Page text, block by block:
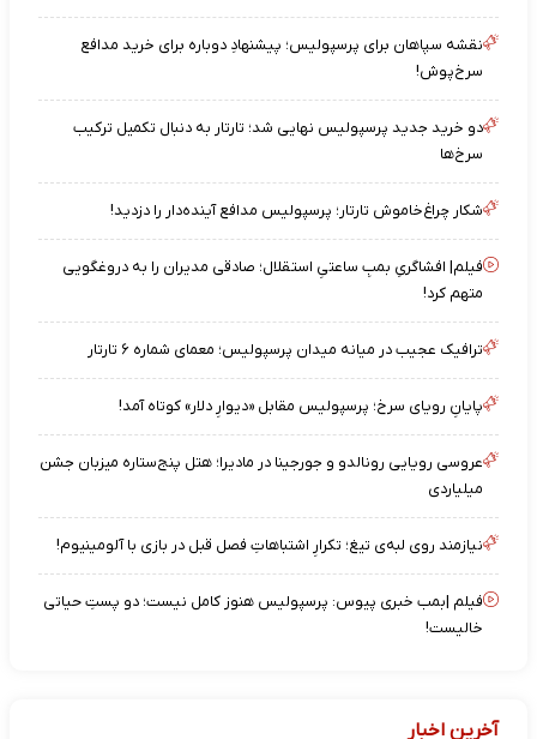
نقشه‌ سپاهان برای پرسپولیس؛ پیشنهادِ دوباره برای خرید مدافع
سرخ‌پوش!
دو خرید جدید پرسپولیس نهایی شد؛ تارتار به دنبال تکمیل ترکیب
سرخ‌ها
شکار چراغ‌خاموش تارتار؛ پرسپولیس مدافع آینده‌دار را دزدید!
فیلم| افشاگریِ بمبِ ساعتیِ استقلال؛ صادقی مدیران را به دروغگویی
متهم کرد!
ترافیک عجیب در میانه میدان پرسپولیس؛ معمای شماره ۶ تارتار
پایانِ رویای سرخ؛ پرسپولیس مقابل «دیوارِ دلار» کوتاه آمد!
عروسی رویایی رونالدو و جورجینا در مادیرا؛ هتل پنج‌ستاره میزبان جشن
میلیاردی
نیازمند روی لبه‌ی تیغ؛ تکرارِ اشتباهاتِ فصل قبل در بازی با آلومینیوم!
فیلم |بمب خبری پیوس: پرسپولیس هنوز کامل نیست؛ دو پستِ حیاتی
خالیست!
آخرین اخبار